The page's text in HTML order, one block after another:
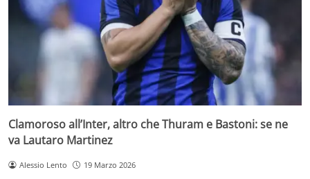
Clamoroso all’Inter, altro che Thuram e Bastoni: se ne
va Lautaro Martinez
Alessio Lento 19 Marzo 2026